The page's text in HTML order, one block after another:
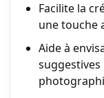
Facilite la
une touche
Aide à